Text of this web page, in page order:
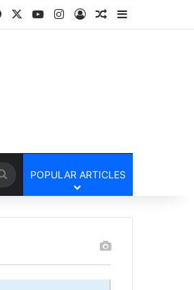
FacebookYouTubeInstagram
Log InRandom Article
Sidebar
Search
for
POPULAR ARTICLES